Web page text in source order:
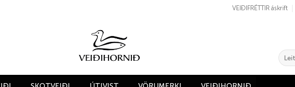
VEIÐIFRÉTTIR áskrift
Search
for: